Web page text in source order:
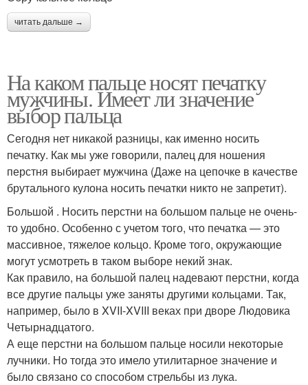
читать дальше →
На каком пальце носят печатку
мужчины. Имеет ли значение
выбор пальца
Сегодня нет никакой разницы, как именно носить
печатку. Как мы уже говорили, палец для ношения
перстня выбирает мужчина (Даже на цепочке в качестве
брутального кулона носить печатки никто не запретит).
Большой . Носить перстни на большом пальце не очень-
то удобно. Особенно с учетом того, что печатка — это
массивное, тяжелое кольцо. Кроме того, окружающие
могут усмотреть в таком выборе некий знак.
Как правило, на большой палец надевают перстни, когда
все другие пальцы уже заняты другими кольцами. Так,
например, было в XVII-XVIII веках при дворе Людовика
Четырнадцатого.
А еще перстни на большом пальце носили некоторые
лучники. Но тогда это имело утилитарное значение и
было связано со способом стрельбы из лука.